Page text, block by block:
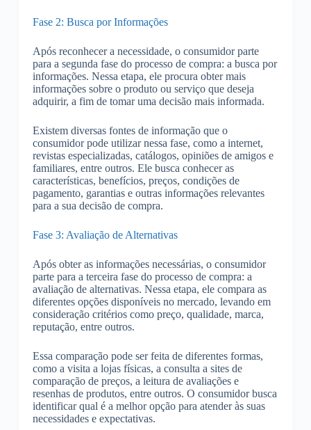
Fase 2: Busca por Informações
Após reconhecer a necessidade, o consumidor parte
para a segunda fase do processo de compra: a busca por
informações. Nessa etapa, ele procura obter mais
informações sobre o produto ou serviço que deseja
adquirir, a fim de tomar uma decisão mais informada.
Existem diversas fontes de informação que o
consumidor pode utilizar nessa fase, como a internet,
revistas especializadas, catálogos, opiniões de amigos e
familiares, entre outros. Ele busca conhecer as
características, benefícios, preços, condições de
pagamento, garantias e outras informações relevantes
para a sua decisão de compra.
Fase 3: Avaliação de Alternativas
Após obter as informações necessárias, o consumidor
parte para a terceira fase do processo de compra: a
avaliação de alternativas. Nessa etapa, ele compara as
diferentes opções disponíveis no mercado, levando em
consideração critérios como preço, qualidade, marca,
reputação, entre outros.
Essa comparação pode ser feita de diferentes formas,
como a visita a lojas físicas, a consulta a sites de
comparação de preços, a leitura de avaliações e
resenhas de produtos, entre outros. O consumidor busca
identificar qual é a melhor opção para atender às suas
necessidades e expectativas.